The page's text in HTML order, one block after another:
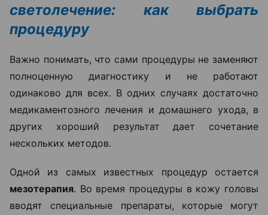
светолечение: как выбрать
процедуру
Важно понимать, что сами процедуры не заменяют
полноценную диагностику и не работают
одинаково для всех. В одних случаях достаточно
медикаментозного лечения и домашнего ухода, в
других хороший результат дает сочетание
нескольких методов.
Одной из самых известных процедур остается
мезотерапия. Во время процедуры в кожу головы
вводят специальные препараты, которые могут